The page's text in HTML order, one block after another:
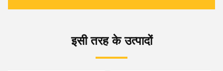
इसी तरह के उत्पादों